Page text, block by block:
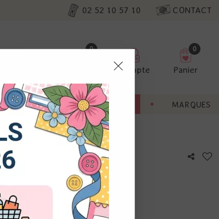
02 52 10 57 10 CONTACT
0
Compte
0
Panier
BONNES AFFAIRES MARQUES
- Art by Marlene
avis !
nos
non
Vous
à droite